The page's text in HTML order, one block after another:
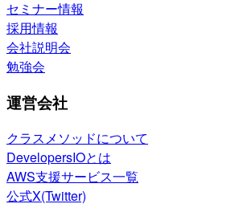
セミナー情報
採用情報
会社説明会
勉強会
運営会社
クラスメソッドについて
DevelopersIOとは
AWS支援サービス一覧
公式X(Twitter)